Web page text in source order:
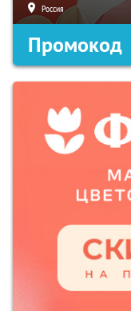
Россия
Промокод